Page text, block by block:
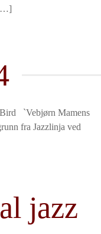
`Vebjørn Mamens
fra Jazzlinja ved
jazz